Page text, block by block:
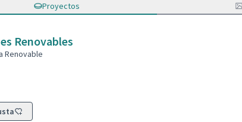
Proyectos
Renovables
Renovable